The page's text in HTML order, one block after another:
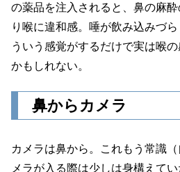
の薬品を注入されると、鼻の麻
り喉に違和感。唾が飲み込みづ
ういう感覚がするだけで実は喉
かもしれない。
鼻からカメラ
カメラは鼻から。これもう常識
メラが入る際は少しは身構えて